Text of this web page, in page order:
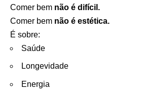
Comer bem não é difícil.
Comer bem não é estética.
É sobre:
Saúde
Longevidade
Energia